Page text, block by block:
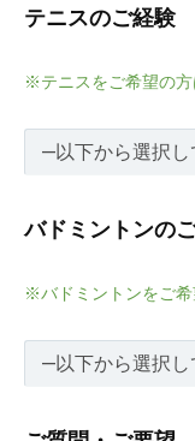
テニスのご経験
※テニスをご希望の
バドミントンの
※バドミントンをご